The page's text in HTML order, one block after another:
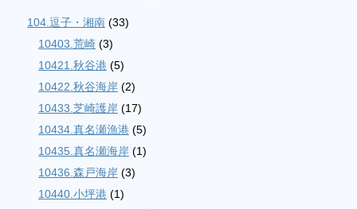
104.逗子・湘南 (33)
10403.荒崎 (3)
10421.秋谷港 (5)
10422.秋谷海岸 (2)
10433.芝崎護岸 (17)
10434.真名瀬漁港 (5)
10435.真名瀬海岸 (1)
10436.森戸海岸 (3)
10440.小坪港 (1)